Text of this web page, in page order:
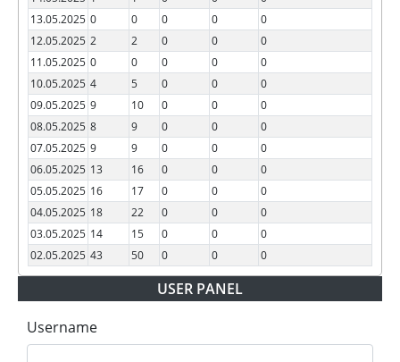
13.05.2025 0 0 0 0
0
12.05.2025 2 2 0 0
0
11.05.2025 0 0 0 0
0
10.05.2025 4 5 0 0
0
09.05.2025 9 10 0 0
0
08.05.2025 8 9 0 0
0
07.05.2025 9 9 0 0
0
06.05.2025 13 16 0 0
0
05.05.2025 16 17 0 0
0
04.05.2025 18 22 0 0
0
03.05.2025 14 15 0 0
0
02.05.2025 43 50 0 0 0
USER PANEL
Username